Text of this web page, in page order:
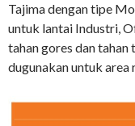
Tajima dengan tipe
untuk lantai Industri,
tahan gores dan
dugunakan untuk area